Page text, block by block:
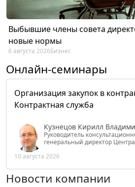
Выбывшие члены совета
новые нормы
6 августа 2026Бизнес
Онлайн-семинары
Организация закупок в
Контрактная служба
Кузнецов Кирилл
Руководитель
генеральный директор
РФ
10 августа 2026
Новости компании